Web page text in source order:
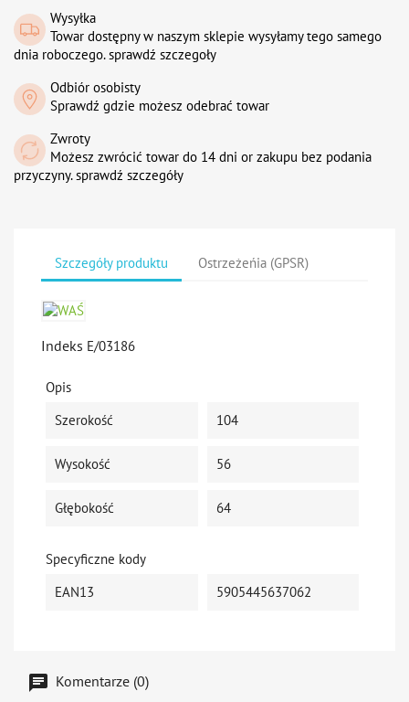
Wysyłka
Towar dostępny w naszym sklepie wysyłamy tego samego
dnia roboczego. sprawdź szczegoły
Odbiór osobisty
Sprawdź gdzie możesz odebrać towar
Zwroty
Możesz zwrócić towar do 14 dni or zakupu bez podania
przyczyny. sprawdź szczegóły
Szczegóły produktu Ostrzeżeńia (GPSR)
Indeks E/03186
Opis
Szerokość
104
Wysokość 56
Głębokość 64
Specyficzne kody
EAN13
5905445637062
Komentarze (0)